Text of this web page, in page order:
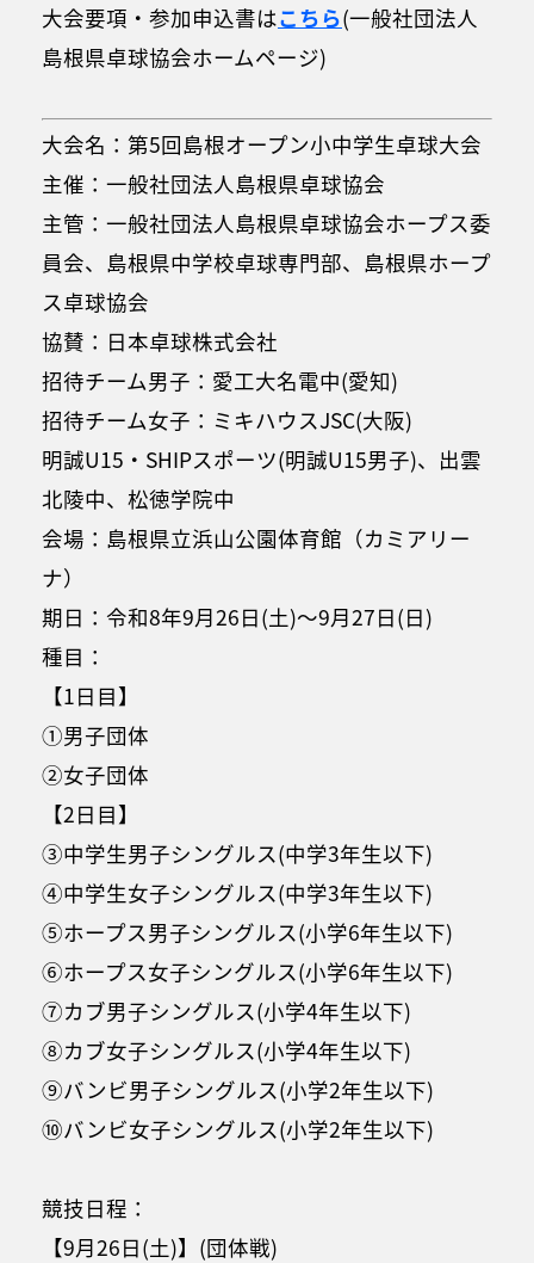
大会要項・参加申込書はこちら(一般社団法人
島根県卓球協会ホームページ)
大会名：第5回島根オープン小中学生卓球大会
主催：一般社団法人島根県卓球協会
主管：一般社団法人島根県卓球協会ホープス委
員会、島根県中学校卓球専門部、島根県ホープ
ス卓球協会
協賛：日本卓球株式会社
招待チーム男子：愛工大名電中(愛知)
招待チーム女子：ミキハウスJSC(大阪)
明誠U15・SHIPスポーツ(明誠U15男子)、出雲
北陵中、松徳学院中
会場：島根県立浜山公園体育館（カミアリー
ナ）
期日：令和8年9月26日(土)～9月27日(日)
種目：
【1日目】
①男子団体
②女子団体
【2日目】
③中学生男子シングルス(中学3年生以下)
④中学生女子シングルス(中学3年生以下)
⑤ホープス男子シングルス(小学6年生以下)
⑥ホープス女子シングルス(小学6年生以下)
⑦カブ男子シングルス(小学4年生以下)
⑧カブ女子シングルス(小学4年生以下)
⑨バンビ男子シングルス(小学2年生以下)
⑩バンビ女子シングルス(小学2年生以下)
競技日程：
【9月26日(土)】(団体戦)